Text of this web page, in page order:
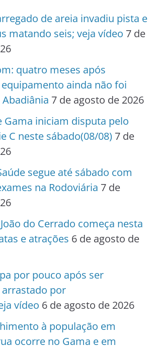
de areia invadiu pista e
matando seis; veja vídeo 7 de
quatro meses após
ainda não foi
7 de agosto de 2026
Gama iniciam disputa pelo
C neste sábado(08/08) 7 de
segue até sábado com
na Rodoviária 7 de
do Cerrado começa nesta
e atrações 6 de agosto de
por pouco após ser
por
vídeo 6 de agosto de 2026
à população em
ocorre no Gama e em